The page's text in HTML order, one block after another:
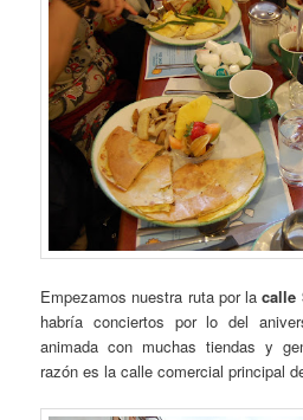
Empezamos nuestra ruta por lacalle
habría conciertos por lo del
animada con muchas tiendas y
razón es la calle comercial principal